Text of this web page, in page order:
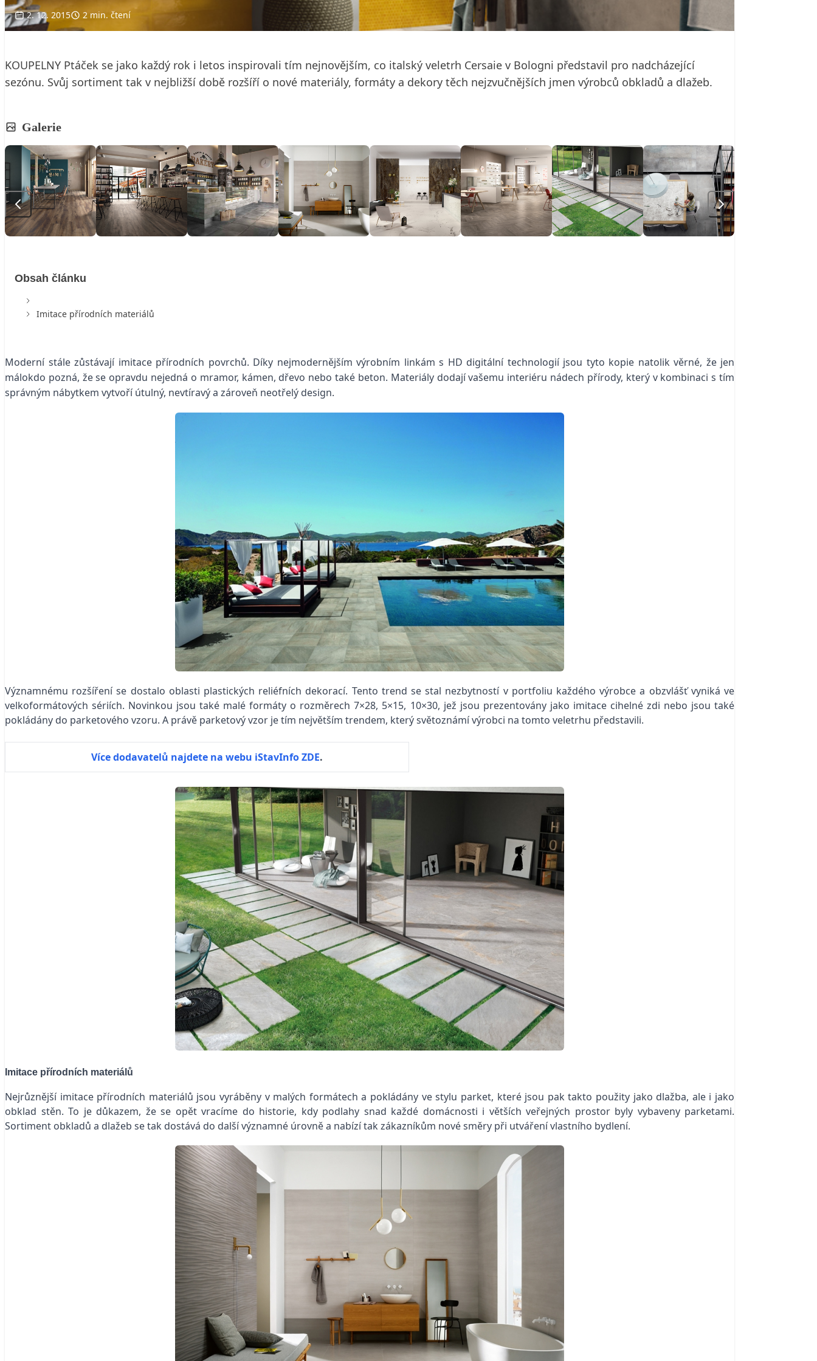
2. 12. 2015 2 min. čtení
KOUPELNY Ptáček se jako každý rok i letos inspirovali tím nejnovějším, co italský veletrh Cersaie v Bologni představil pro nadcházející
sezónu. Svůj sortiment tak v nejbližší době rozšíří o nové materiály, formáty a dekory těch nejzvučnějších jmen výrobců obkladů a dlažeb.
Galerie
Obsah článku
Imitace přírodních materiálů
Moderní stále zůstávají imitace přírodních povrchů. Díky nejmodernějším výrobním linkám s HD digitální technologií jsou tyto kopie natolik věrné, že jen
málokdo pozná, že se opravdu nejedná o mramor, kámen, dřevo nebo také beton. Materiály dodají vašemu interiéru nádech přírody, který v kombinaci s tím
správným nábytkem vytvoří útulný, nevtíravý a zároveň neotřelý design.
Významnému rozšíření se dostalo oblasti plastických reliéfních dekorací. Tento trend se stal nezbytností v portfoliu každého výrobce a obzvlášť vyniká ve
velkoformátových sériích. Novinkou jsou také malé formáty o rozměrech 7×28, 5×15, 10×30, jež jsou prezentovány jako imitace cihelné zdi nebo jsou také
pokládány do parketového vzoru. A právě parketový vzor je tím největším trendem, který světoznámí výrobci na tomto veletrhu představili.
Více dodavatelů najdete na webu iStavInfo ZDE.
Imitace přírodních materiálů
Nejrůznější imitace přírodních materiálů jsou vyráběny v malých formátech a pokládány ve stylu parket, které jsou pak takto použity jako dlažba, ale i jako
obklad stěn. To je důkazem, že se opět vracíme do historie, kdy podlahy snad každé domácnosti i větších veřejných prostor byly vybaveny parketami.
Sortiment obkladů a dlažeb se tak dostává do další významné úrovně a nabízí tak zákazníkům nové směry při utváření vlastního bydlení.